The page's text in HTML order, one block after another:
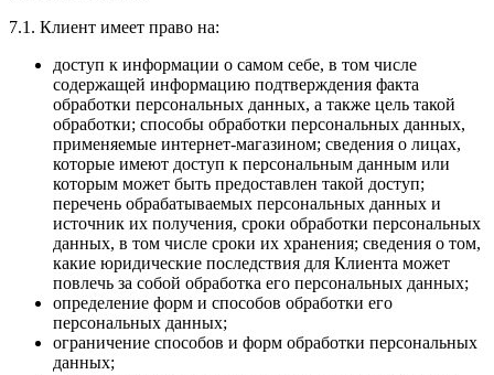
7.1. Клиент имеет право на:
доступ к информации о самом себе, в том числе
содержащей информацию подтверждения факта
обработки персональных данных, а также цель такой
обработки; способы обработки персональных данных,
применяемые интернет-магазином; сведения о лицах,
которые имеют доступ к персональным данным или
которым может быть предоставлен такой доступ;
перечень обрабатываемых персональных данных и
источник их получения, сроки обработки персональных
данных, в том числе сроки их хранения; сведения о том,
какие юридические последствия для Клиента может
повлечь за собой обработка его персональных данных;
определение форм и способов обработки его
персональных данных;
ограничение способов и форм обработки персональных
данных;